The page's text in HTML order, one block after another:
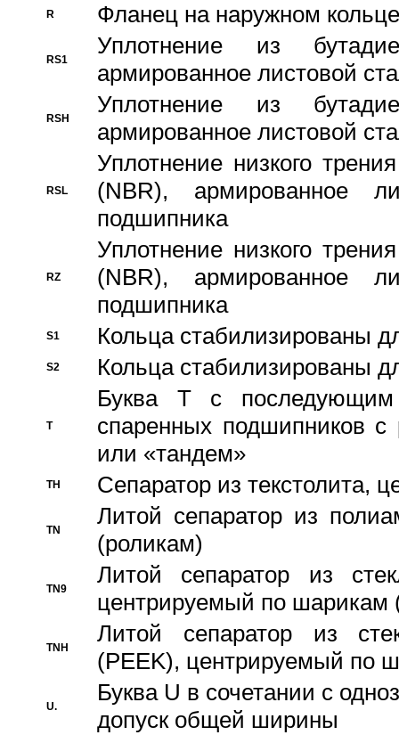
R Фланец на наружном кольце
RS1
Уплотнение из
армированное листовой
RSH
Уплотнение из
армированное листовой
RSL
Уплотнение низкого
(NBR), армированное
подшипника
RZ
Уплотнение низкого
(NBR), армированное
подшипника
S1 Кольца стабилизированы
S2 Кольца стабилизированы
T
Буква T с
спаренных подшипников
или «тандем»
TH Сепаратор из текстолита,
TN
Литой сепаратор из
(роликам)
TN9
Литой сепаратор из
центрируемый по шарикам
TNH
Литой сепаратор из
(PEEK), центрируемый по
U.
Буква U в сочетании с
допуск общей ширины